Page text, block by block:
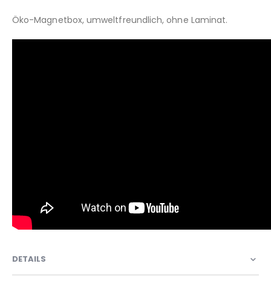
Öko-Magnetbox, umweltfreundlich, ohne Laminat.
DETAILS